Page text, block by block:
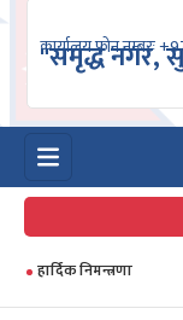
कार्यालय फोन
"समृद्ध नगर,
हार्दिक निमन्त्रणा